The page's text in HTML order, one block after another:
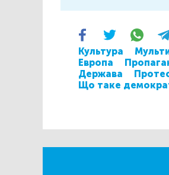
Культура
Европа
Держава
Що таке